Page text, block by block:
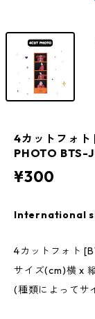
4カットフォ
PHOTO BTS-
¥300
International
4カットフォト
サイズ(cm)横 x
(種類によってサ